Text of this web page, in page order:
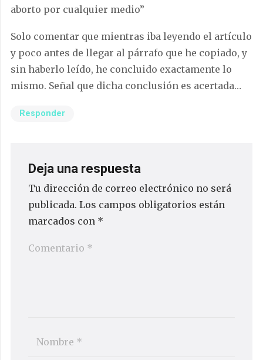
aborto por cualquier medio”
Solo comentar que mientras iba leyendo el artículo
y poco antes de llegar al párrafo que he copiado, y
sin haberlo leído, he concluido exactamente lo
mismo. Señal que dicha conclusión es acertada…
Responder
Deja una respuesta
Tu dirección de correo electrónico no será
publicada. Los campos obligatorios están
marcados con *